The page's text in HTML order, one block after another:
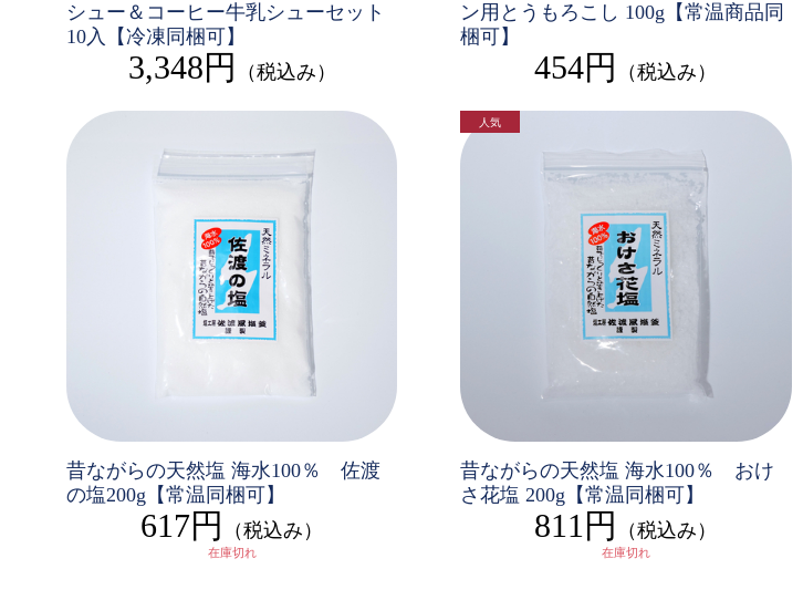
シュー＆コーヒー牛乳シューセット
10入【冷凍同梱可】
3,348円 （税込み）
ン用とうもろこし 100g【常温商品同
梱可】
454円 （税込み）
昔ながらの天然塩 海水100％ 佐渡
の塩200g【常温同梱可】
617円 （税込み）
在庫切れ
昔ながらの天然塩 海水100％ おけ
さ花塩 200g【常温同梱可】
811円 （税込み）
在庫切れ